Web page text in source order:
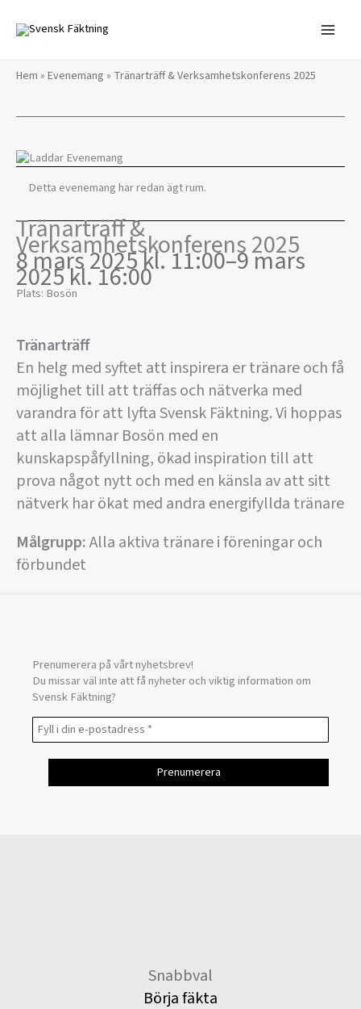
innehåll
Hem » Evenemang » Tränarträff & Verksamhetskonferens 2025
Detta evenemang har redan ägt rum.
Tränarträff &
Verksamhetskonferens 2025
8 mars 2025 kl. 11:00–9 mars
2025 kl. 16:00
Plats: Bosön
Tränarträff
En helg med syftet att inspirera er tränare och få
möjlighet till att träffas och nätverka med
varandra för att lyfta Svensk Fäktning. Vi hoppas
att alla lämnar Bosön med en
kunskapspåfyllning, ökad inspiration till att
prova något nytt och med en känsla av att sitt
nätverk har ökat med andra energifyllda tränare
Målgrupp:Alla aktiva tränare i föreningar och
förbundet
Prenumerera på vårt nyhetsbrev!
Du missar väl inte att få nyheter och viktig information om
Svensk Fäktning?
Snabbval
Börja fäkta